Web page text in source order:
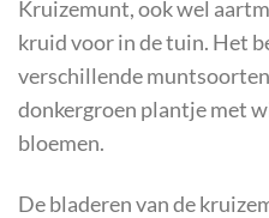
Kruizemunt, ook wel
kruid voor in de tuin. Het
verschillende
donkergroen plantje met
bloemen.
De bladeren van de